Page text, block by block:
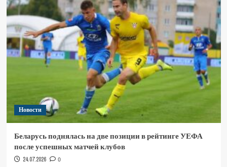
Новости
Беларусь поднялась на две позиции в рейтинге УЕФА
после успешных матчей клубов
24.07.2026 0